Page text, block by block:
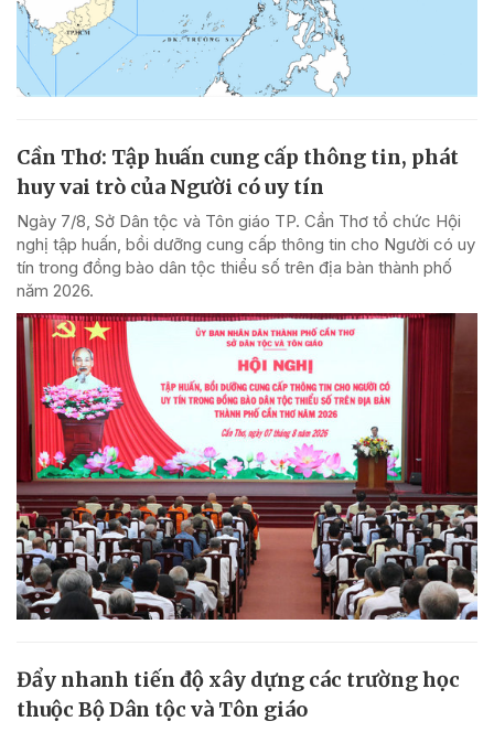
Cần Thơ: Tập huấn cung cấp thông tin, phát
huy vai trò của Người có uy tín
Ngày 7/8, Sở Dân tộc và Tôn giáo TP. Cần Thơ tổ chức Hội
nghị tập huấn, bồi dưỡng cung cấp thông tin cho Người có uy
tín trong đồng bào dân tộc thiểu số trên địa bàn thành phố
năm 2026.
Đẩy nhanh tiến độ xây dựng các trường học
thuộc Bộ Dân tộc và Tôn giáo